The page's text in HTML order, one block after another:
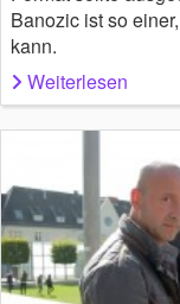
Banozic ist so
kann.
Weiterlesen